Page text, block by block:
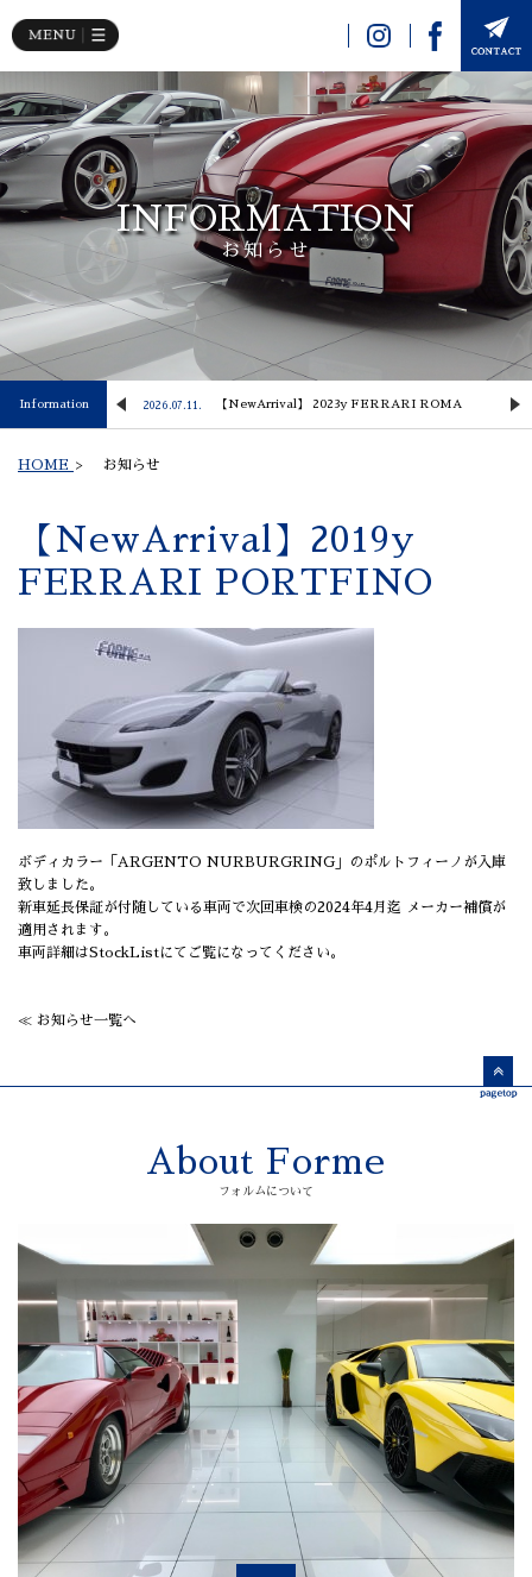
INFORMATION
お知らせ
Information
Lusso 2026.07.11. 【NewArrival】 2023y FERRARI ROMA
HOME > お知らせ
【NewArrival】2019y
FERRARI PORTFINO
ボディカラー「ARGENTO NURBURGRING」のポルトフィーノが入庫
致しました。
新車延長保証が付随している車両で次回車検の2024年4月迄 メーカー補償が
適用されます。
車両詳細はStockListにてご覧になってください。
≪ お知らせ一覧へ
About Forme
フォルムについて